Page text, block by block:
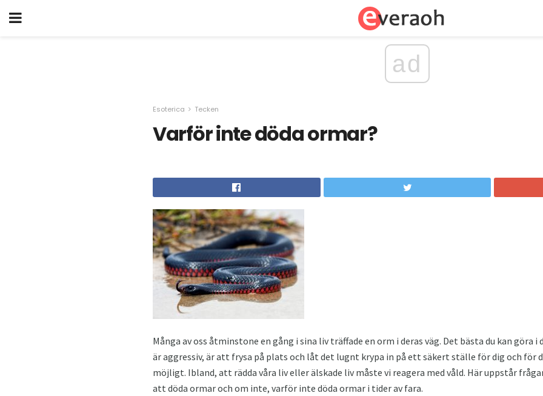
ad
Esoterica Tecken
Varför inte döda ormar?
Många av oss åtminstone en gång i sina liv träffade en orm i deras väg. Det bästa du kan
är aggressiv, är att frysa på plats och låt det lugnt krypa in på ett säkert ställe för dig och för
möjligt. Ibland, att rädda våra liv eller älskade liv måste vi reagera med våld. Här uppstår
att döda ormar och om inte, varför inte döda ormar i tider av fara.